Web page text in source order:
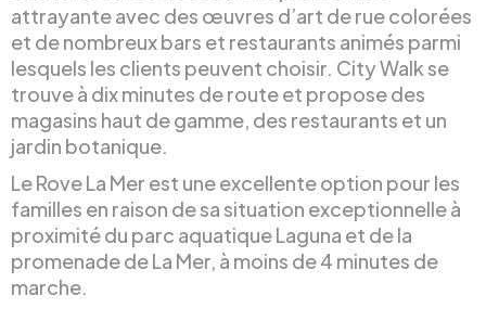
attrayante avec des œuvres d’art de rue colorées
et de nombreux bars et restaurants animés parmi
lesquels les clients peuvent choisir. City Walk se
trouve à dix minutes de route et propose des
magasins haut de gamme, des restaurants et un
jardin botanique.
Le Rove La Mer est une excellente option pour les
familles en raison de sa situation exceptionnelle à
proximité du parc aquatique Laguna et de la
promenade de La Mer, à moins de 4 minutes de
marche.